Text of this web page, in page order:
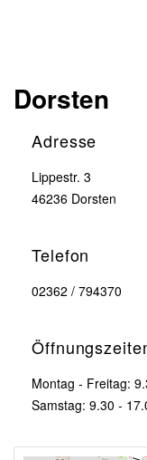
Dorsten
Adresse
Lippestr. 3
46236 Dorsten
Telefon
02362 / 794370
Montag - Freitag:
Samstag: 9.30 -